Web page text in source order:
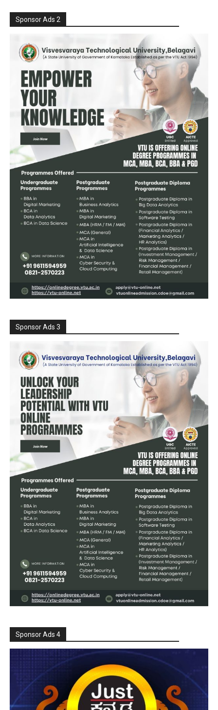
Sponsor Ads 2
Sponsor Ads 3
Sponsor Ads 4